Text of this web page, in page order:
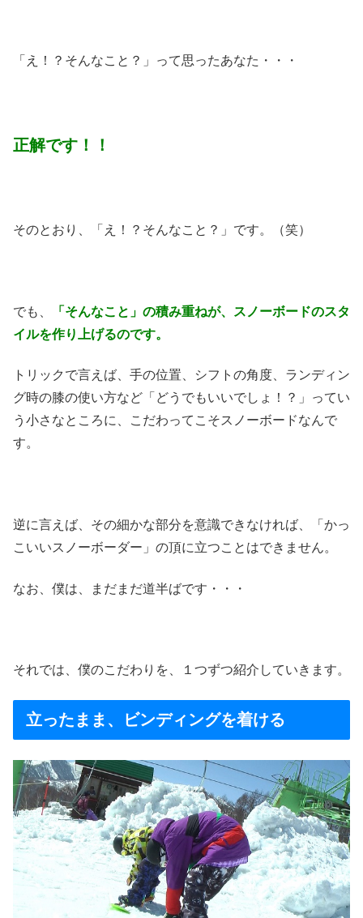
「え！？そんなこと？」って思ったあなた・・・
正解です！！
そのとおり、「え！？そんなこと？」です。（笑）
でも、
「そんなこと」の積み重ねが、スノーボードのスタ
イルを作り上げるのです。
トリックで言えば、手の位置、シフトの角度、ランディン
グ時の膝の使い方など「どうでもいいでしょ！？」ってい
う小さなところに、こだわってこそスノーボードなんで
す。
逆に言えば、その細かな部分を意識できなければ、「かっ
こいいスノーボーダー」の頂に立つことはできません。
なお、僕は、まだまだ道半ばです・・・
それでは、僕のこだわりを、１つずつ紹介していきます。
立ったまま、ビンディングを着ける